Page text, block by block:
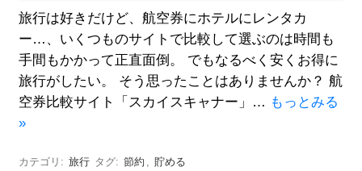
旅行は好きだけど、航空券にホテルにレンタカ
ー…、いくつものサイトで比較して選ぶのは時間も
手間もかかって正直面倒。 でもなるべく安くお得に
旅行がしたい。 そう思ったことはありませんか？ 航
空券比較サイト「スカイスキャナー」… もっとみる
»
カテゴリ: 旅行 タグ: 節約 , 貯める